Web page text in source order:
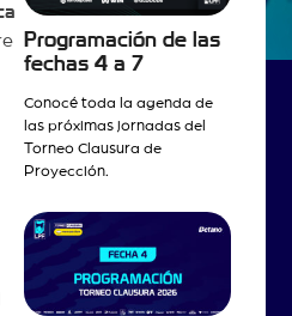
Programación de las
fechas 4 a 7
Conocé toda la agenda de
las próximas jornadas del
Torneo Clausura de
Proyección.